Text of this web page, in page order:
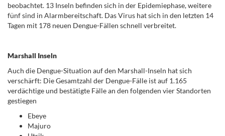
beobachtet. 13 Inseln befinden sich in der Epidemiephase, weitere
fünf sind in Alarmbereitschaft. Das Virus hat sich in den letzten 14
Tagen mit 178 neuen Dengue-Fällen schnell verbreitet.
Marshall Inseln
Auch die Dengue-Situation auf den Marshall-Inseln hat sich
verschärft: Die Gesamtzahl der Dengue-Fälle ist auf 1.165
verdächtige und bestätigte Fälle an den folgenden vier Standorten
gestiegen
Ebeye
Majuro